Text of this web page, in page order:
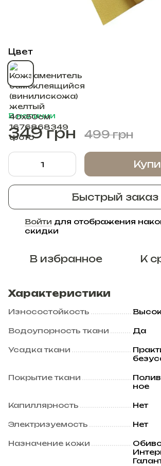
Цвет
В наличии
349 грн 499 грн
Быстрый заказ
Войти для отображения
скидки
В избранное К
Характеристики
Износостойкость
Водоупорность ткани Да
Усадка ткани
Покрытие ткани
ное
Капиллярность Нет
Электризуемость Нет
Назначение кожи